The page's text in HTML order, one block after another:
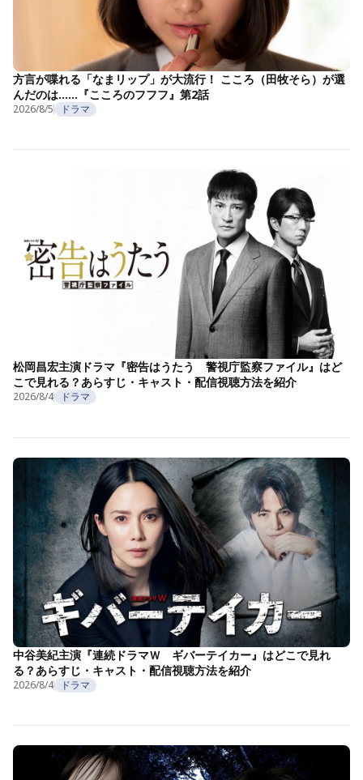
方言が喋れる「なまリップ」が大流行！ こころ（田牧そら）が選
んだのは……『こころのフフフ』第2話
2026/8/5 ドラマ
松岡昌宏主演ドラマ『密告はうたう 警視庁監察ファイル』はど
こで見れる？あらすじ・キャスト・配信視聴方法を紹介
2026/8/4 ドラマ
中谷美紀主演『連続ドラマＷ ギバーテイカー』はどこで見れ
る？あらすじ・キャスト・配信視聴方法を紹介
2026/8/4 ドラマ